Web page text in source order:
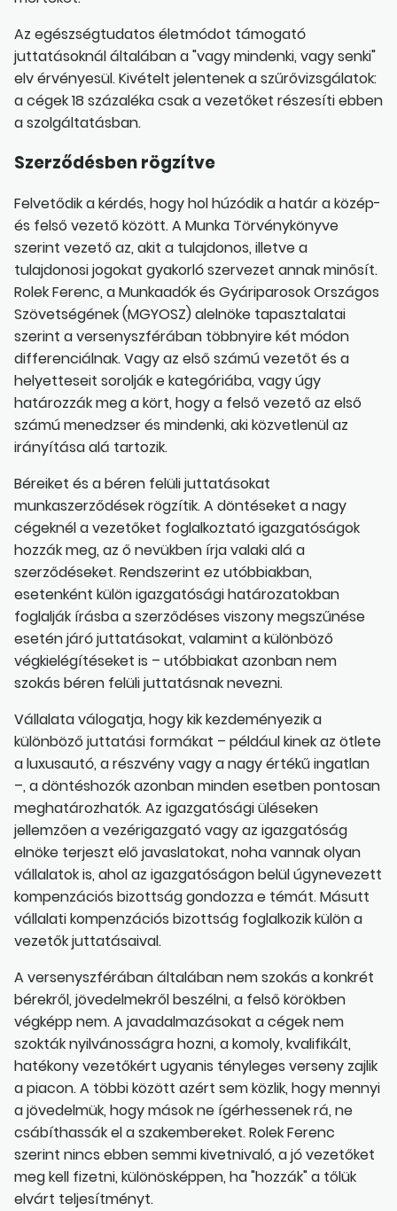
Az egészségtudatos életmódot támogató
juttatásoknál általában a "vagy mindenki, vagy senki"
elv érvényesül. Kivételt jelentenek a szűrővizsgálatok:
a cégek 18 százaléka csak a vezetőket részesíti ebben
a szolgáltatásban.
Szerződésben rögzítve
Felvetődik a kérdés, hogy hol húzódik a határ a közép-
és felső vezető között. A Munka Törvénykönyve
szerint vezető az, akit a tulajdonos, illetve a
tulajdonosi jogokat gyakorló szervezet annak minősít.
Rolek Ferenc, a Munkaadók és Gyáriparosok Országos
Szövetségének (MGYOSZ) alelnöke tapasztalatai
szerint a versenyszférában többnyire két módon
differenciálnak. Vagy az első számú vezetőt és a
helyetteseit sorolják e kategóriába, vagy úgy
határozzák meg a kört, hogy a felső vezető az első
számú menedzser és mindenki, aki közvetlenül az
irányítása alá tartozik.
Béreiket és a béren felüli juttatásokat
munkaszerződések rögzítik. A döntéseket a nagy
cégeknél a vezetőket foglalkoztató igazgatóságok
hozzák meg, az ő nevükben írja valaki alá a
szerződéseket. Rendszerint ez utóbbiakban,
esetenként külön igazgatósági határozatokban
foglalják írásba a szerződéses viszony megszűnése
esetén járó juttatásokat, valamint a különböző
végkielégítéseket is – utóbbiakat azonban nem
szokás béren felüli juttatásnak nevezni.
Vállalata válogatja, hogy kik kezdeményezik a
különböző juttatási formákat – például kinek az ötlete
a luxusautó, a részvény vagy a nagy értékű ingatlan
–, a döntéshozók azonban minden esetben pontosan
meghatározhatók. Az igazgatósági üléseken
jellemzően a vezérigazgató vagy az igazgatóság
elnöke terjeszt elő javaslatokat, noha vannak olyan
vállalatok is, ahol az igazgatóságon belül úgynevezett
kompenzációs bizottság gondozza e témát. Másutt
vállalati kompenzációs bizottság foglalkozik külön a
vezetők juttatásaival.
A versenyszférában általában nem szokás a konkrét
bérekről, jövedelmekről beszélni, a felső körökben
végképp nem. A javadalmazásokat a cégek nem
szokták nyilvánosságra hozni, a komoly, kvalifikált,
hatékony vezetőkért ugyanis tényleges verseny zajlik
a piacon. A többi között azért sem közlik, hogy mennyi
a jövedelmük, hogy mások ne ígérhessenek rá, ne
csábíthassák el a szakembereket. Rolek Ferenc
szerint nincs ebben semmi kivetnivaló, a jó vezetőket
meg kell fizetni, különösképpen, ha "hozzák" a tőlük
elvárt teljesítményt.